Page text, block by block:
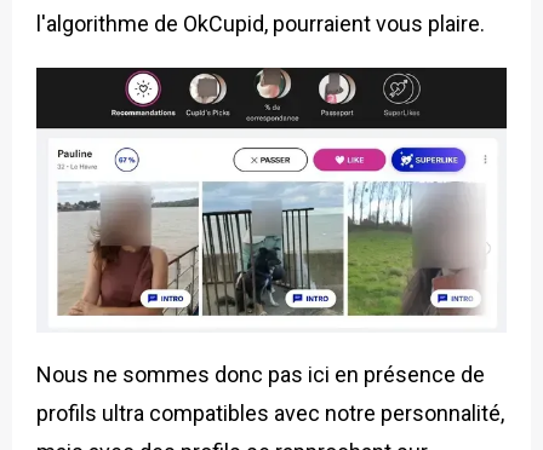
l'algorithme de OkCupid, pourraient vous plaire.
Nous ne sommes donc pas ici en présence de
profils ultra compatibles avec notre personnalité,